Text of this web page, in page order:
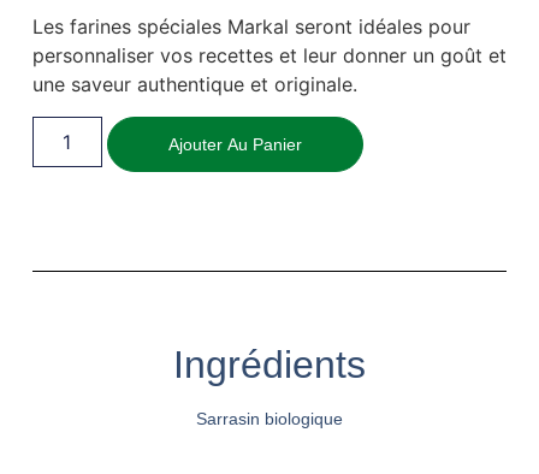
Les farines spéciales Markal seront idéales pour
personnaliser vos recettes et leur donner un goût et
une saveur authentique et originale.
Ajouter Au Panier
Ingrédients
Sarrasin biologique